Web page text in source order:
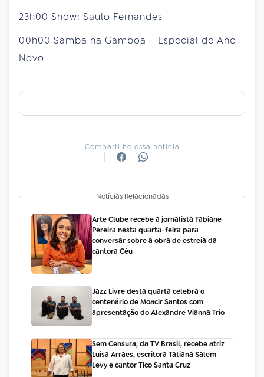
23h00 Show: Saulo Fernandes
00h00 Samba na Gamboa – Especial de Ano
Novo
Compartilhe essa notícia
Notícias Relacionadas
Arte Clube recebe a jornalista Fabiane
Pereira nesta quarta-feira para
conversar sobre a obra de estreia da
cantora Céu
Jazz Livre desta quarta celebra o
centenário de Moacir Santos com
apresentação do Alexandre Vianna Trio
Sem Censura, da TV Brasil, recebe atriz
Luisa Arraes, escritora Tatiana Salem
Levy e cantor Tico Santa Cruz